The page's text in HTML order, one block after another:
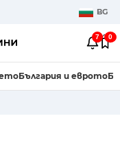
BG
7 0
България и еврото